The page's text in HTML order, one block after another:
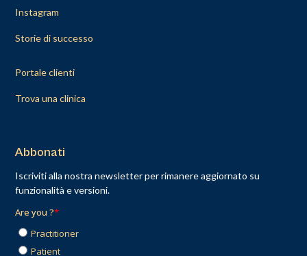
Instagram
Storie di successo
Portale clienti
Trova una clinica
Abbonati
Iscriviti alla nostra newsletter per rimanere aggiornato su
funzionalità e versioni.